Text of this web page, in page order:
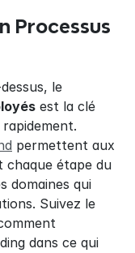
Processus
est la clé
permettent aux
chaque étape du
domaines qui
Suivez le
dans ce qui